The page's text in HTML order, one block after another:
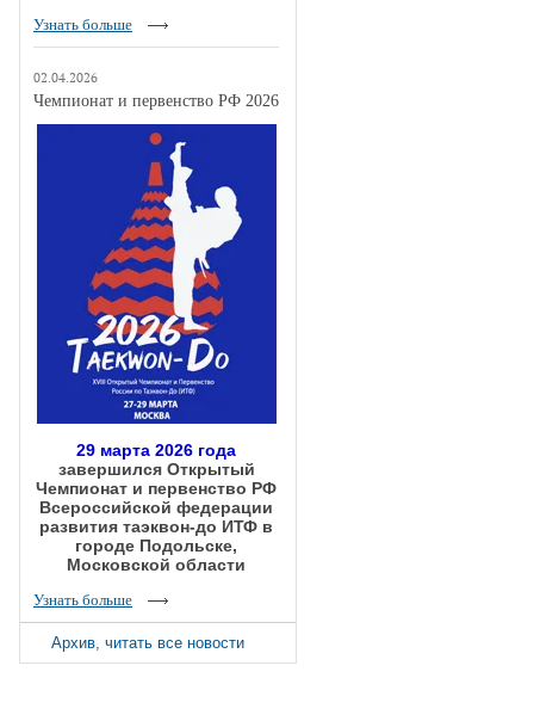
Узнать больше
02.04.2026
Чемпионат и первенство РФ 2026
29 марта 2026 года
завершился Открытый
Чемпионат и первенство РФ
Всероссийской федерации
развития таэквон-до ИТФ в
городе Подольске,
Московской области
Узнать больше
Архив, читать все новости